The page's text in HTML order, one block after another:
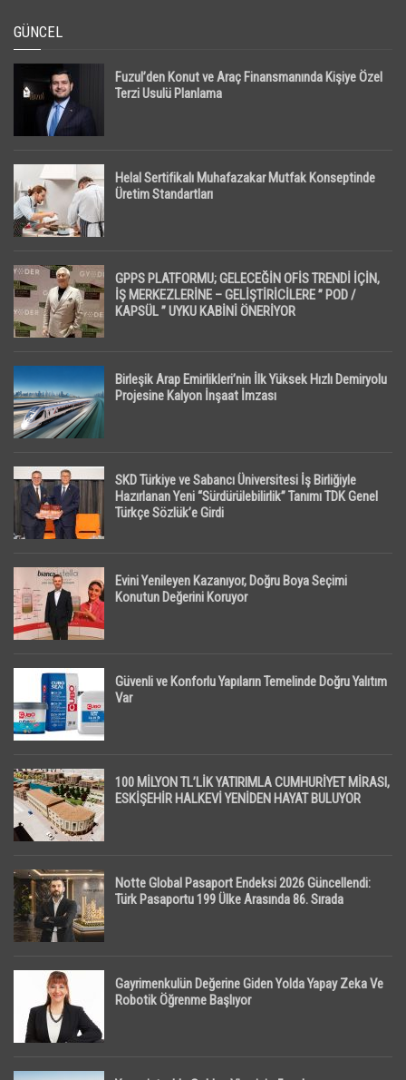
GÜNCEL
Fuzul’den Konut ve Araç Finansmanında Kişiye Özel
Terzi Usulü Planlama
Helal Sertifikalı Muhafazakar Mutfak Konseptinde
Üretim Standartları
GPPS PLATFORMU; GELECEĞİN OFİS TRENDİ İÇİN,
İŞ MERKEZLERİNE – GELİŞTİRİCİLERE ” POD /
KAPSÜL ” UYKU KABİNİ ÖNERİYOR
Birleşik Arap Emirlikleri’nin İlk Yüksek Hızlı Demiryolu
Projesine Kalyon İnşaat İmzası
SKD Türkiye ve Sabancı Üniversitesi İş Birliğiyle
Hazırlanan Yeni “Sürdürülebilirlik” Tanımı TDK Genel
Türkçe Sözlük’e Girdi
Evini Yenileyen Kazanıyor, Doğru Boya Seçimi
Konutun Değerini Koruyor
Güvenli ve Konforlu Yapıların Temelinde Doğru Yalıtım
Var
100 MİLYON TL’LİK YATIRIMLA CUMHURİYET MİRASI,
ESKİŞEHİR HALKEVİ YENİDEN HAYAT BULUYOR
Notte Global Pasaport Endeksi 2026 Güncellendi:
Türk Pasaportu 199 Ülke Arasında 86. Sırada
Gayrimenkulün Değerine Giden Yolda Yapay Zeka Ve
Robotik Öğrenme Başlıyor